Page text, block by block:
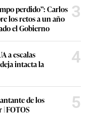
perdido”: Carlos
los retos a un año
el Gobierno
3
a escalas
intacta la
4
de los
FOTOS
5